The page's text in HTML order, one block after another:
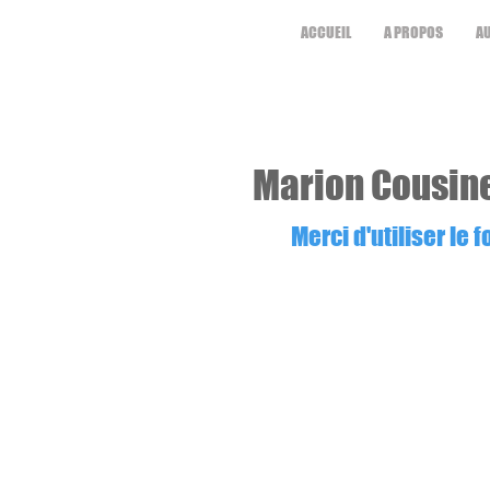
ACCUEIL A PROPOS
Marion
Merci d'utiliser le